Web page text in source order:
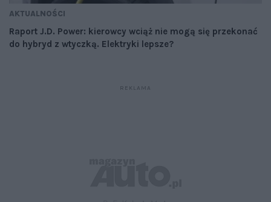
AKTUALNOŚCI
Raport J.D. Power: kierowcy wciąż nie mogą się przekonać
do hybryd z wtyczką. Elektryki lepsze?